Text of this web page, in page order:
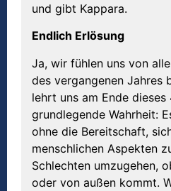
und gibt Kappara.
Endlich Erlösung
Ja, wir fühlen uns von
des vergangenen Jahres
lehrt uns am Ende
grundlegende Wahrheit:
ohne die Bereitschaft,
menschlichen Aspekten
Schlechten umzugehen,
oder von außen kommt.